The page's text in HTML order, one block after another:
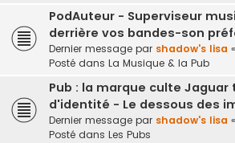
PodAuteur - Superviseur
derrière vos bandes-son
Dernier message par shadow's lisa «
Posté dans La Musique & la Pub
Pub : la marque culte
d'identité - Le dessous des
Dernier message par shadow's lisa «
Posté dans Les Pubs